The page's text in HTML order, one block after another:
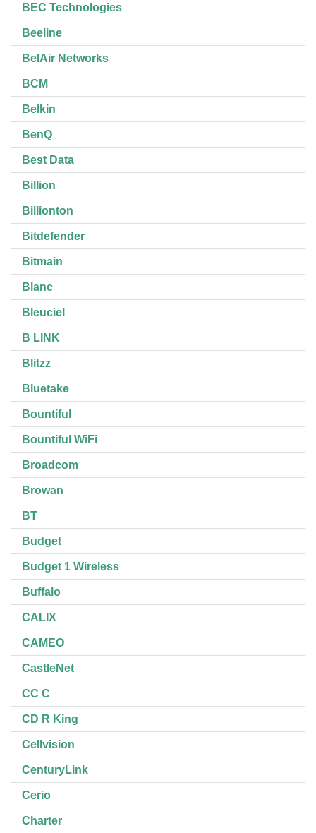
BEC Technologies
Beeline
BelAir Networks
BCM
Belkin
BenQ
Best Data
Billion
Billionton
Bitdefender
Bitmain
Blanc
Bleuciel
B LINK
Blitzz
Bluetake
Bountiful
Bountiful WiFi
Broadcom
Browan
BT
Budget
Budget 1 Wireless
Buffalo
CALIX
CAMEO
CastleNet
CC C
CD R King
Cellvision
CenturyLink
Cerio
Charter